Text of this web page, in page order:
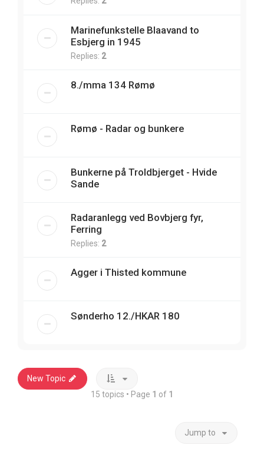
Marinefunkstelle Blaavand to
Esbjerg in 1945
Replies: 2
8./mma 134 Rømø
Rømø - Radar og bunkere
Bunkerne på Troldbjerget - Hvide
Sande
Radaranlegg ved Bovbjerg fyr,
Ferring
Replies: 2
Agger i Thisted kommune
Sønderho 12./HKAR 180
New Topic
15 topics • Page 1 of 1
Jump to